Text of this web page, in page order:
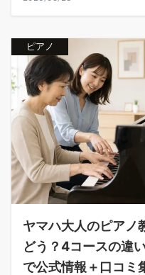
ピアノ
ヤマハ大人のピアノ
どう？4コースの違
で公式情報＋口コミ